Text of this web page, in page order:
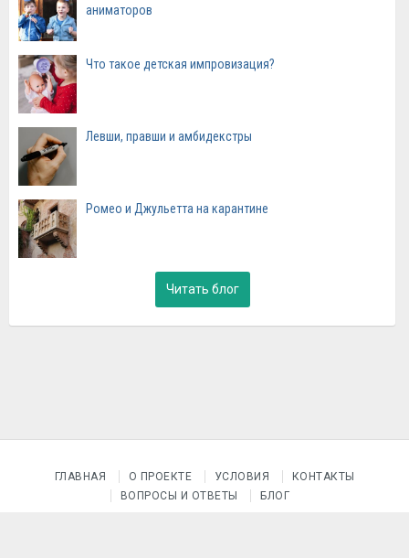
аниматоров
Что такое детская импровизация?
Левши, правши и амбидекстры
Ромео и Джульетта на карантине
Читать блог
ГЛАВНАЯ О ПРОЕКТЕ УСЛОВИЯ
КОНТАКТЫ
ВОПРОСЫ И ОТВЕТЫ
БЛОГ